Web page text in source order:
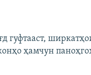
гуфтааст,
ҳамчун